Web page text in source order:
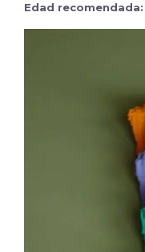
Edad recomendada: